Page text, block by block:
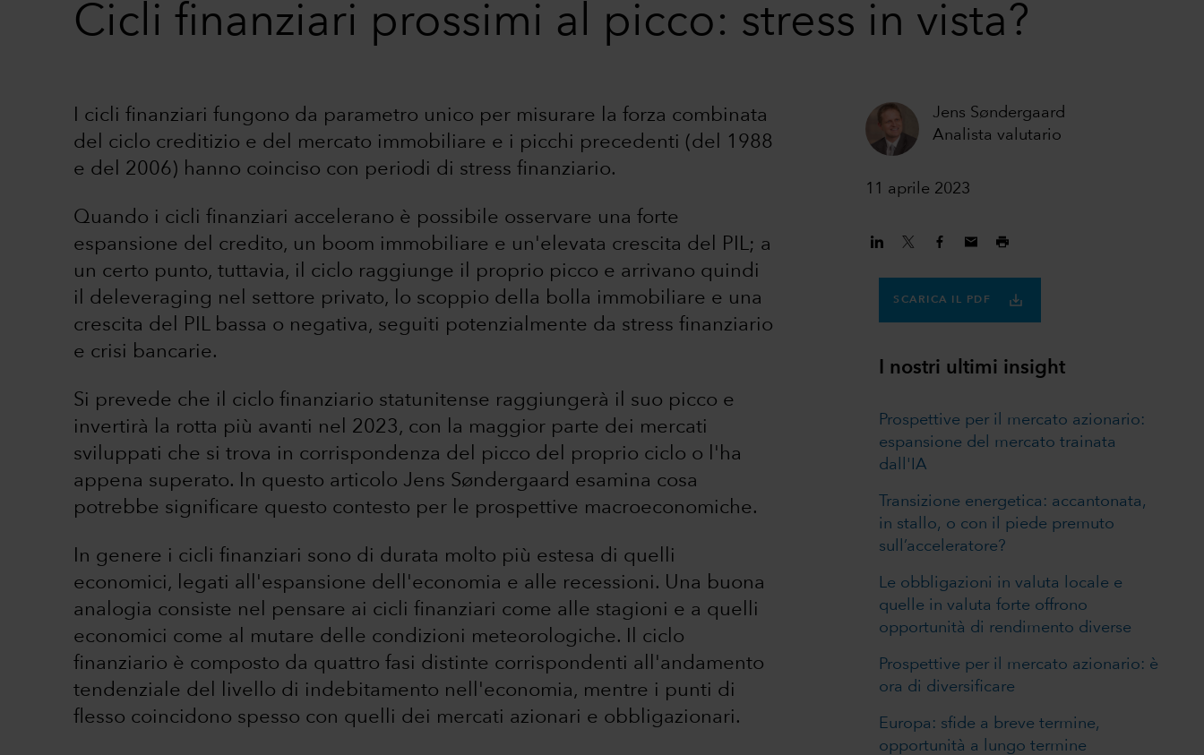
Cicli finanziari prossimi al picco: stress in vista?
Jens Søndergaard
Analista valutario
11 aprile 2023
I cicli finanziari fungono da parametro unico per misurare la forza combinata
del ciclo creditizio e del mercato immobiliare e i picchi precedenti (del 1988
e del 2006) hanno coinciso con periodi di stress finanziario.
Quando i cicli finanziari accelerano è possibile osservare una forte
espansione del credito, un boom immobiliare e un'elevata crescita del PIL; a
un certo punto, tuttavia, il ciclo raggiunge il proprio picco e arrivano quindi
il deleveraging nel settore privato, lo scoppio della bolla immobiliare e una
crescita del PIL bassa o negativa, seguiti potenzialmente da stress finanziario
e crisi bancarie.
Si prevede che il ciclo finanziario statunitense raggiungerà il suo picco e
invertirà la rotta più avanti nel 2023, con la maggior parte dei mercati
sviluppati che si trova in corrispondenza del picco del proprio ciclo o l'ha
appena superato. In questo articolo Jens Søndergaard esamina cosa
potrebbe significare questo contesto per le prospettive macroeconomiche.
In genere i cicli finanziari sono di durata molto più estesa di quelli
economici, legati all'espansione dell'economia e alle recessioni. Una buona
analogia consiste nel pensare ai cicli finanziari come alle stagioni e a quelli
economici come al mutare delle condizioni meteorologiche. Il ciclo
finanziario è composto da quattro fasi distinte corrispondenti all'andamento
tendenziale del livello di indebitamento nell'economia, mentre i punti di
flesso coincidono spesso con quelli dei mercati azionari e obbligazionari.
SCARICA IL PDF
I nostri ultimi insight
Prospettive per il mercato azionario:
espansione del mercato trainata
dall'IA
Transizione energetica: accantonata,
in stallo, o con il piede premuto
sull’acceleratore?
Le obbligazioni in valuta locale e
quelle in valuta forte offrono
opportunità di rendimento diverse
Prospettive per il mercato azionario: è
ora di diversificare
Europa: sfide a breve termine,
opportunità a lungo termine